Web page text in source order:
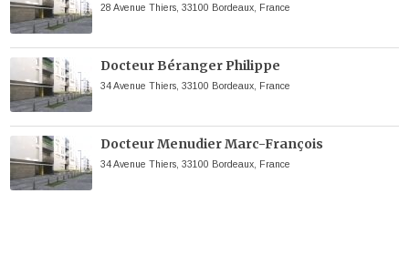
28 Avenue Thiers, 33100 Bordeaux, France
Docteur Béranger Philippe
34 Avenue Thiers, 33100 Bordeaux, France
Docteur Menudier Marc-François
34 Avenue Thiers, 33100 Bordeaux, France